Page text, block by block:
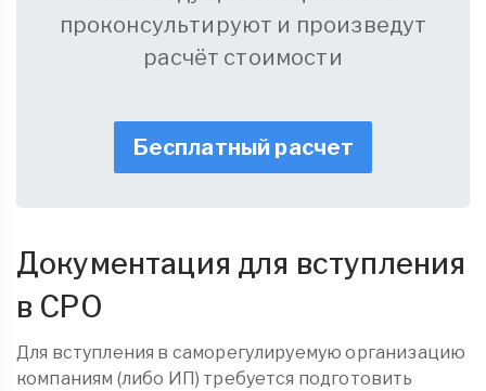
проконсультируют и произведут
расчёт стоимости
Бесплатный расчет
Документация для вступления
в СРО
Для вступления в саморегулируемую организацию
компаниям (либо ИП) требуется подготовить